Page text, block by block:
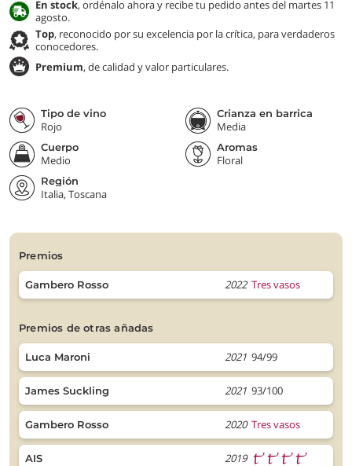
En stock, ordénalo ahora y recibe tu pedido antes del martes 11
agosto.
Top, reconocido por su excelencia por la crítica, para verdaderos
conocedores.
Premium, de calidad y valor particulares.
Tipo de vino
Rojo
Crianza en barrica
Media
Cuerpo
Medio
Aromas
Floral
Región
Italia, Toscana
premios
Gambero Rosso 2022 Tres vasos
premios de otras añadas
Luca Maroni 2021 94/99
James Suckling 2021 93/100
Gambero Rosso 2020 Tres vasos
AIS 2019